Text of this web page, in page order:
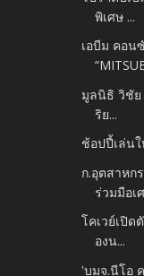
พิเศษ ...
เอบีม คอน
มูลนิธิ วิชั
ริย...
ช้อปปี้เล่น
ก.อุตสาหก
ร่วมมือเ
โคเวย์เปิด
องน...
'บมจ.นีโอ